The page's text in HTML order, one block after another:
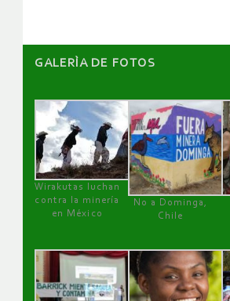
GALERÌA DE FOTOS
Wirakutas luchan
contra la minería
en México
No a Dominga,
Chile